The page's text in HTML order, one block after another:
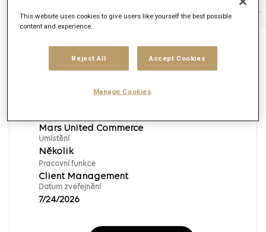
Filtry Pracovní funkce Značka Typ práce
Mars United Commerce
Umístění
Několik
Pracovní funkce
Client Management
Datum zveřejnění
7/24/2026
This website uses cookies to give users like yourself the best possible
content and experience.
Reject All Accept Cookies
Manage Cookies